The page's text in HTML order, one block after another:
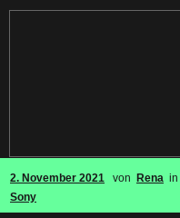
2. November 2021 von Rena in
Sony